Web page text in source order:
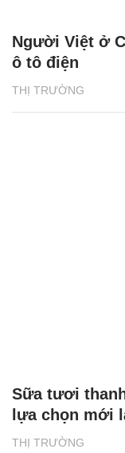
THỊ TRƯỜNG
Người Việt ở
ô tô điện
THỊ TRƯỜNG
Sữa tươi
lựa chọn mới